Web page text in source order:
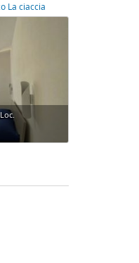
La ciaccia